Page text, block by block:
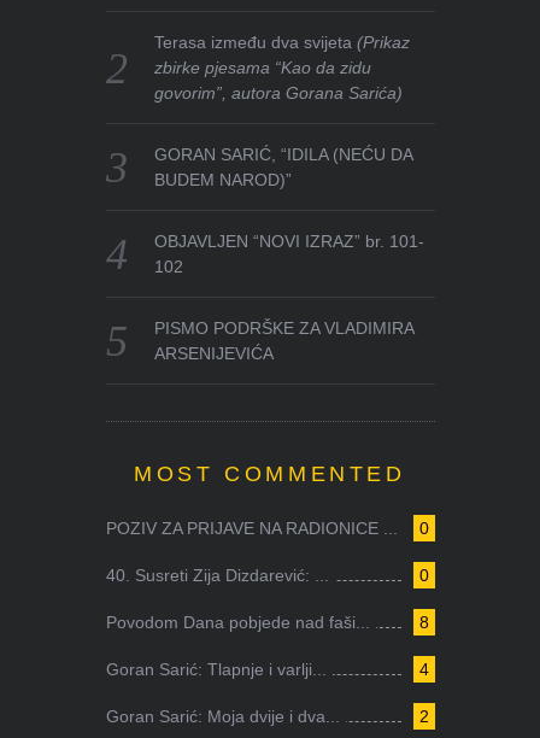
Terasa između dva svijeta(Prikaz
zbirke pjesama “Kao da zidu
govorim”, autora Gorana Sarića)
GORAN SARIĆ, “IDILA (NEĆU DA
BUDEM NAROD)”
OBJAVLJEN “NOVI IZRAZ” br. 101-
102
PISMO PODRŠKE ZA VLADIMIRA
ARSENIJEVIĆA
MOST COMMENTED
0
POZIV ZA PRIJAVE NA RADIONICE ...
0
40. Susreti Zija Dizdarević: ...
8
Povodom Dana pobjede nad faši...
4
Goran Sarić: Tlapnje i varlji...
2
Goran Sarić: Moja dvije i dva...